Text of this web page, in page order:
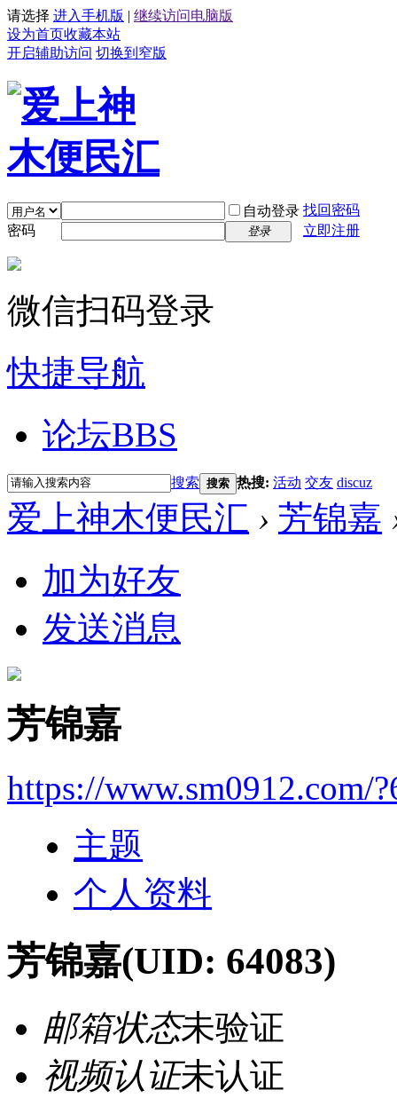
请选择 进入手机版 | 继续访问电脑版
设为首页收藏本站
开启辅助访问 切换到窄版
自动登录 找回密码
密码
登录 立即注册
微信扫码登录
快捷导航
论坛BBS
搜索 搜索 热搜: 活动 交友 discuz
爱上神木便民汇 › 芳锦嘉
加为好友
发送消息
芳锦嘉
https://www.sm0912.com/
主题
个人资料
芳锦嘉(UID: 64083)
邮箱状态未验证
视频认证未认证